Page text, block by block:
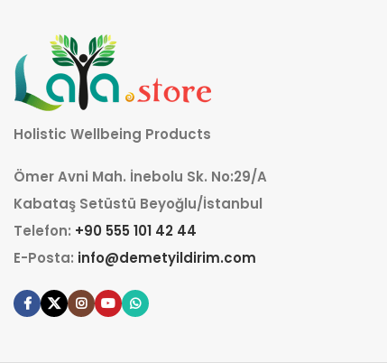
Holistic Wellbeing Products
Ömer Avni Mah. İnebolu Sk. No:29/A
Kabataş Setüstü Beyoğlu/İstanbul
Telefon: +90 555 101 42 44
E-Posta: info@demetyildirim.com